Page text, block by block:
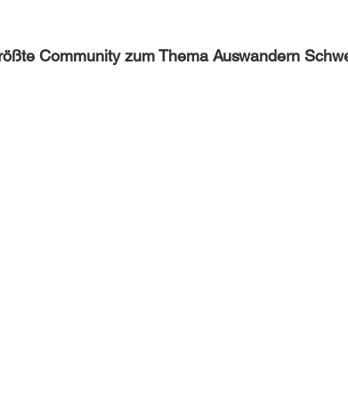
Community zum Thema Auswandern